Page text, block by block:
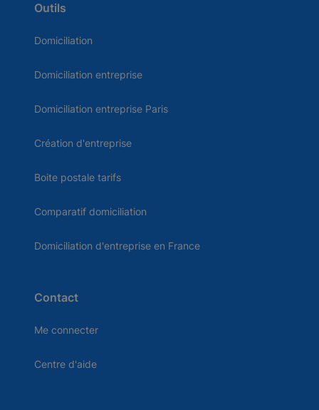
Outils
Domiciliation
Domiciliation entreprise
Domiciliation entreprise Paris
Création d'entreprise
Boite postale tarifs
Comparatif domiciliation
Domiciliation d'entreprise en France
Contact
Me connecter
Centre d'aide